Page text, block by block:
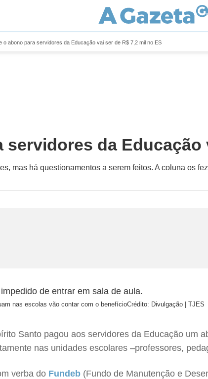
o abono para servidores da Educação vai ser de R$ 7,2 mil no ES
servidores da Educação
mas há questionamentos a serem feitos. A coluna os fez
nas escolas vão contar com o benefícioCrédito: Divulgação | TJES
Santo pagou aos servidores da Educação um
nas unidades escolares –professores,
verba do Fundeb (Fundo de Manutenção e